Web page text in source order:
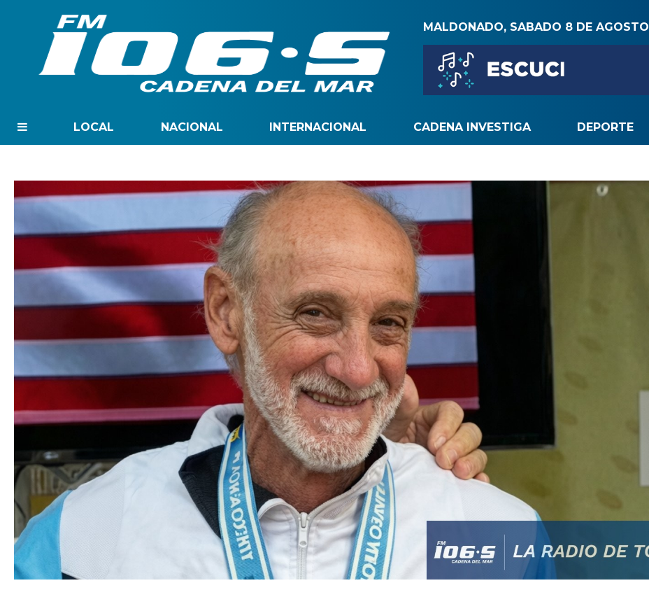
MALDONADO, SABADO 8 DE AGOSTO
LOCAL NACIONAL INTERNACIONAL CADENA INVESTIGA DEPORTE